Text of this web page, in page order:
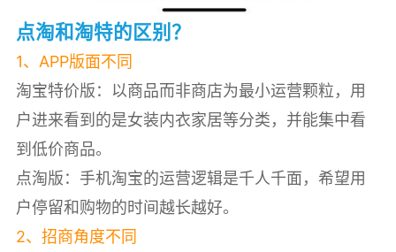
点淘和淘特的区别？
1、APP版面不同
淘宝特价版：以商品而非商店为最小运营颗粒，用
户进来看到的是女装内衣家居等分类，并能集中看
到低价商品。
点淘版：手机淘宝的运营逻辑是千人千面，希望用
户停留和购物的时间越长越好。
2、招商角度不同